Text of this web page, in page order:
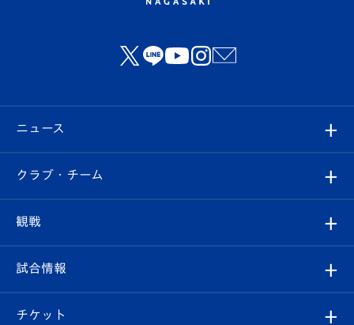
ニュース
すべて
クラブ
試合情報
クラブ・チーム
クラブ概要
観戦
観戦ルール
試合情報
試合日程/結果
チケット